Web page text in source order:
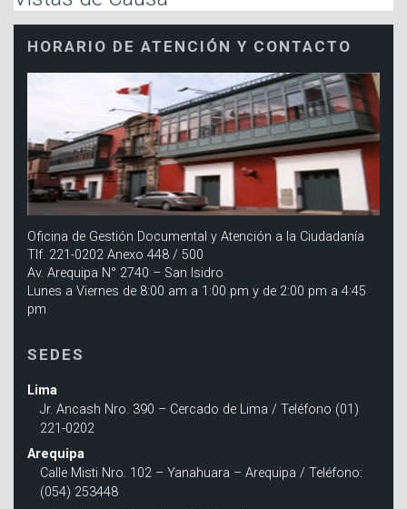
HORARIO DE ATENCIÓN Y CONTACTO
Oficina de Gestión Documental y Atención a la Ciudadanía
Tlf. 221-0202 Anexo 448 / 500
Av. Arequipa N° 2740 – San Isidro
Lunes a Viernes de 8:00 am a 1:00 pm y de 2:00 pm a 4:45
pm
SEDES
Lima
Jr. Ancash Nro. 390 – Cercado de Lima / Teléfono (01)
221-0202
Arequipa
Calle Misti Nro. 102 – Yanahuara – Arequipa / Teléfono:
(054) 253448